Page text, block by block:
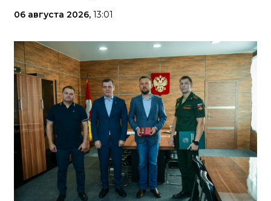
06 августа 2026, 13:01